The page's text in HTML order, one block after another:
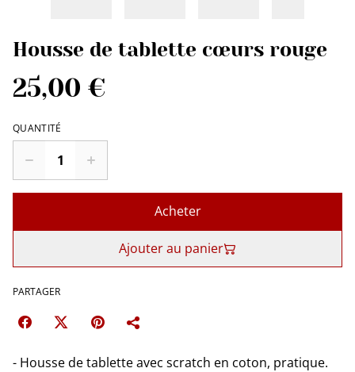
Housse de tablette cœurs rouge
25,00 €
QUANTITÉ
Acheter
Ajouter au panier
PARTAGER
- Housse de tablette avec scratch en coton, pratique.